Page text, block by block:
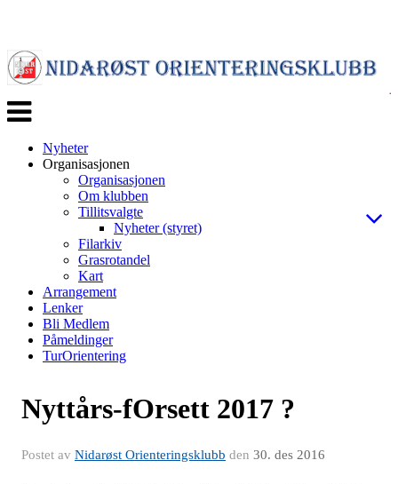
Veksle
navigasjon
Nyheter
Organisasjonen
Organisasjonen
Om klubben
Tillitsvalgte
Nyheter (styret)
Filarkiv
Grasrotandel
Kart
Arrangement
Lenker
Bli Medlem
Påmeldinger
TurOrientering
Nyttårs-fOrsett 2017 ?
Postet av Nidarøst Orienteringsklubb den 30. des 2016